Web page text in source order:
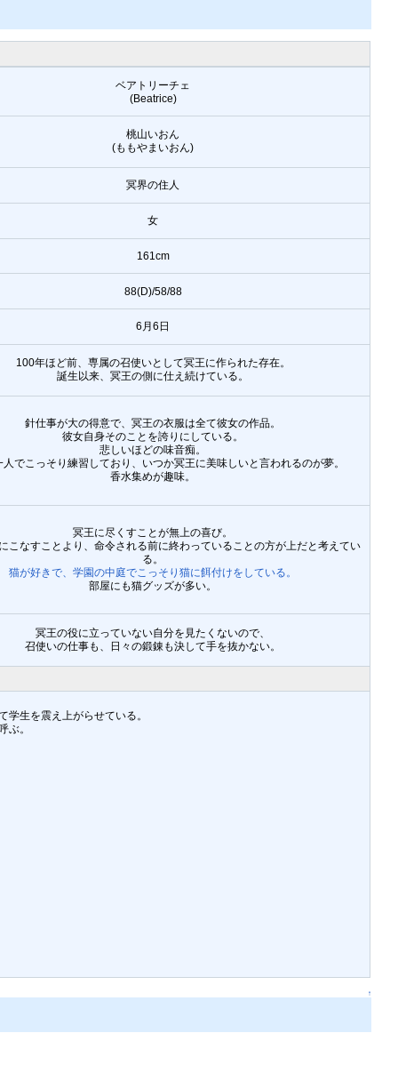
ベアトリーチェ
(Beatrice)
桃山いおん
(ももやまいおん)
冥界の住人
女
161cm
88(D)/58/88
6月6日
100年ほど前、専属の召使いとして冥王に作られた存在。
誕生以来、冥王の側に仕え続けている。
針仕事が大の得意で、冥王の衣服は全て彼女の作品。
彼女自身そのことを誇りにしている。
悲しいほどの味音痴。
人でこっそり練習しており、いつか冥王に美味しいと言われるのが夢。
香水集めが趣味。
冥王に尽くすことが無上の喜び。
こなすことより、命令される前に終わっていることの方が上だと考えてい
る。
猫が好きで、学園の中庭でこっそり猫に餌付けをしている。
部屋にも猫グッズが多い。
冥王の役に立っていない自分を見たくないので、
召使いの仕事も、日々の鍛錬も決して手を抜かない。
生を震え上がらせている。
ぶ。
↑